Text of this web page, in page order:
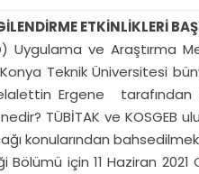
ETKİNLİKLERİ
Uygulama ve Araştırma
Teknik Üniversitesi
Ergene tarafından
TÜBİTAK ve KOSGEB
konularından
Bölümü için 11 Haziran